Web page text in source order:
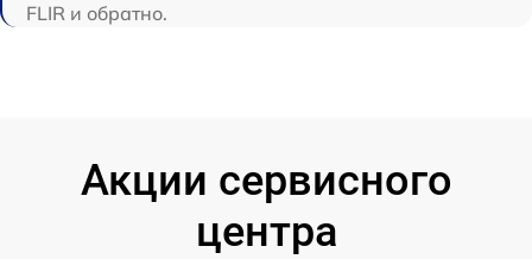
FLIR и обратно.
Акции сервисного
центра